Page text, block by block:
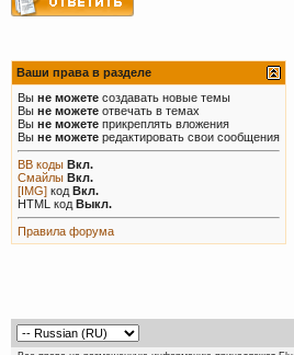
Ваши права в разделе
Вы не можете создавать новые темы
Вы не можете отвечать в темах
Вы не можете прикреплять вложения
Вы не можете редактировать свои сообщения
BB коды Вкл.
Смайлы Вкл.
[IMG] код Вкл.
HTML код Выкл.
Правила форума